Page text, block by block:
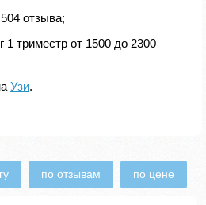
отзыва;
1 триместр от 1500 до 2300
Узи.
по отзывам по цене